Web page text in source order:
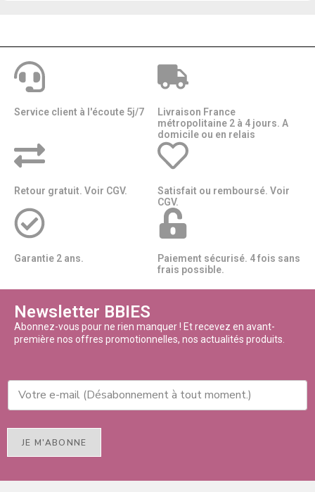
Service client à l'écoute 5j/7
Livraison France
métropolitaine 2 à 4 jours. A
domicile ou en relais​​
Retour gratuit. Voir CGV.
Satisfait ou remboursé. Voir
CGV.
Garantie 2 ans.
Paiement sécurisé. 4 fois sans
frais possible.
Newsletter BBIES
Abonnez-vous pour ne rien manquer ! Et recevez en avant-
première nos offres promotionnelles, nos actualités produits.
JE M'ABONNE